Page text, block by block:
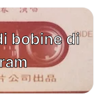
bobine di